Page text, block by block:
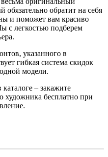
обязательно обратит на себя
и поможет вам красиво
с легкостью подберем
указанного в
гибкая система скидок
модели.
– закажите
художника бесплатно при